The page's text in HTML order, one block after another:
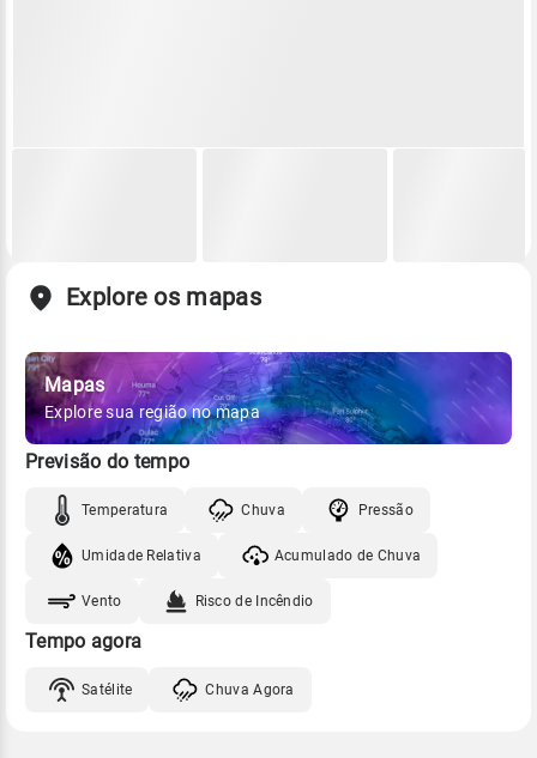
Explore os mapas
Mapas
Explore sua região no mapa
Previsão do tempo
Temperatura Chuva Pressão
Umidade Relativa Acumulado de Chuva
Vento Risco de Incêndio
Tempo agora
Satélite Chuva Agora